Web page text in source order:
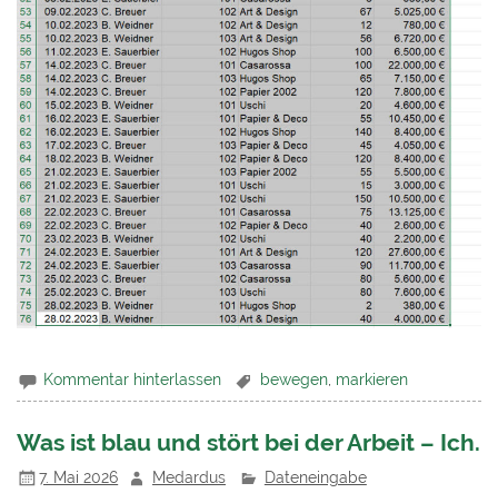
Kommentar hinterlassen bewegen markieren
Was ist blau und stört bei der Arbeit – Ich.
7. Mai 2026 Medardus Dateneingabe